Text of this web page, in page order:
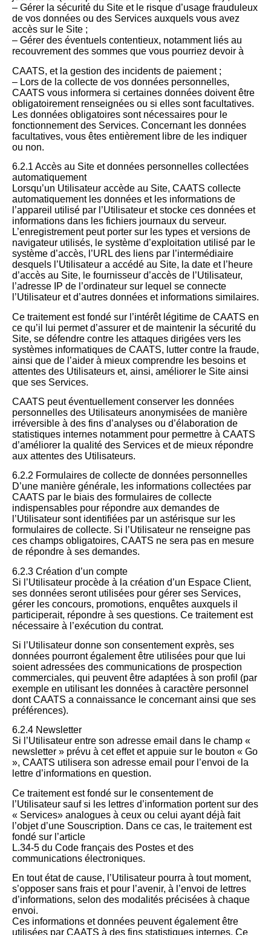
– Gérer la sécurité du Site et le risque d’usage frauduleux
de vos données ou des Services auxquels vous avez
accès sur le Site ;
– Gérer des éventuels contentieux, notamment liés au
recouvrement des sommes que vous pourriez devoir à
CAATS, et la gestion des incidents de paiement ;
– Lors de la collecte de vos données personnelles,
CAATS vous informera si certaines données doivent être
obligatoirement renseignées ou si elles sont facultatives.
Les données obligatoires sont nécessaires pour le
fonctionnement des Services. Concernant les données
facultatives, vous êtes entièrement libre de les indiquer
ou non.
6.2.1 Accès au Site et données personnelles collectées
automatiquement
Lorsqu’un Utilisateur accède au Site, CAATS collecte
automatiquement les données et les informations de
l’appareil utilisé par l’Utilisateur et stocke ces données et
informations dans les fichiers journaux du serveur.
L’enregistrement peut porter sur les types et versions de
navigateur utilisés, le système d’exploitation utilisé par le
système d’accès, l’URL des liens par l’intermédiaire
desquels l’Utilisateur a accédé au Site, la date et l’heure
d’accès au Site, le fournisseur d’accès de l’Utilisateur,
l’adresse IP de l’ordinateur sur lequel se connecte
l’Utilisateur et d’autres données et informations similaires.
Ce traitement est fondé sur l’intérêt légitime de CAATS en
ce qu’il lui permet d’assurer et de maintenir la sécurité du
Site, se défendre contre les attaques dirigées vers les
systèmes informatiques de CAATS, lutter contre la fraude,
ainsi que de l’aider à mieux comprendre les besoins et
attentes des Utilisateurs et, ainsi, améliorer le Site ainsi
que ses Services.
CAATS peut éventuellement conserver les données
personnelles des Utilisateurs anonymisées de manière
irréversible à des fins d’analyses ou d’élaboration de
statistiques internes notamment pour permettre à CAATS
d’améliorer la qualité des Services et de mieux répondre
aux attentes des Utilisateurs.
6.2.2 Formulaires de collecte de données personnelles
D’une manière générale, les informations collectées par
CAATS par le biais des formulaires de collecte
indispensables pour répondre aux demandes de
l’Utilisateur sont identifiées par un astérisque sur les
formulaires de collecte. Si l’Utilisateur ne renseigne pas
ces champs obligatoires, CAATS ne sera pas en mesure
de répondre à ses demandes.
6.2.3 Création d’un compte
Si l’Utilisateur procède à la création d’un Espace Client,
ses données seront utilisées pour gérer ses Services,
gérer les concours, promotions, enquêtes auxquels il
participerait, répondre à ses questions. Ce traitement est
nécessaire à l’exécution du contrat.
Si l’Utilisateur donne son consentement exprès, ses
données pourront également être utilisées pour que lui
soient adressées des communications de prospection
commerciales, qui peuvent être adaptées à son profil (par
exemple en utilisant les données à caractère personnel
dont CAATS a connaissance le concernant ainsi que ses
préférences).
6.2.4 Newsletter
Si l’Utilisateur entre son adresse email dans le champ «
newsletter » prévu à cet effet et appuie sur le bouton « Go
», CAATS utilisera son adresse email pour l’envoi de la
lettre d’informations en question.
Ce traitement est fondé sur le consentement de
l’Utilisateur sauf si les lettres d’information portent sur des
« Services» analogues à ceux ou celui ayant déjà fait
l’objet d’une Souscription. Dans ce cas, le traitement est
fondé sur l’article
L.34-5 du Code français des Postes et des
communications électroniques.
En tout état de cause, l’Utilisateur pourra à tout moment,
s’opposer sans frais et pour l’avenir, à l’envoi de lettres
d’informations, selon des modalités précisées à chaque
envoi.
Ces informations et données peuvent également être
utilisées par CAATS à des fins statistiques internes. Ce